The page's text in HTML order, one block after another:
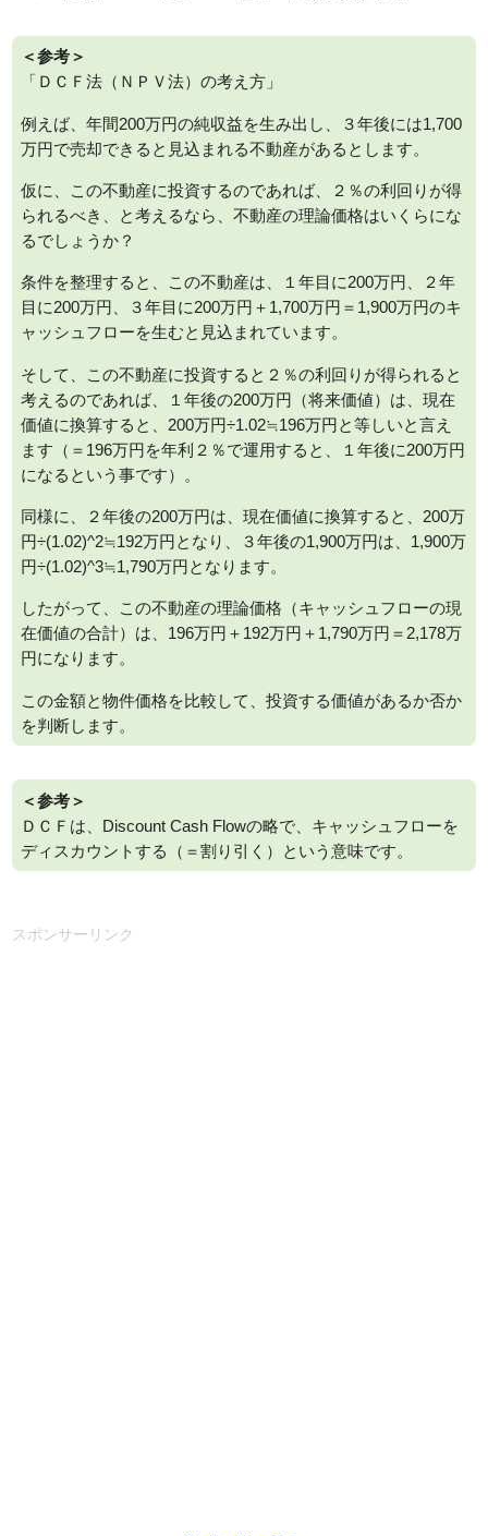
＜参考＞
「ＤＣＦ法（ＮＰＶ法）の考え方」
例えば、年間200万円の純収益を生み出し、３年後には1,700
万円で売却できると見込まれる不動産があるとします。
仮に、この不動産に投資するのであれば、２％の利回りが得
られるべき、と考えるなら、不動産の理論価格はいくらにな
るでしょうか？
条件を整理すると、この不動産は、１年目に200万円、２年
目に200万円、３年目に200万円＋1,700万円＝1,900万円のキ
ャッシュフローを生むと見込まれています。
そして、この不動産に投資すると２％の利回りが得られると
考えるのであれば、１年後の200万円（将来価値）は、現在
価値に換算すると、200万円÷1.02≒196万円と等しいと言え
ます（＝196万円を年利２％で運用すると、１年後に200万円
になるという事です）。
同様に、２年後の200万円は、現在価値に換算すると、200万
円÷(1.02)^2≒192万円となり、３年後の1,900万円は、1,900万
円÷(1.02)^3≒1,790万円となります。
したがって、この不動産の理論価格（キャッシュフローの現
在価値の合計）は、196万円＋192万円＋1,790万円＝2,178万
円になります。
この金額と物件価格を比較して、投資する価値があるか否か
を判断します。
＜参考＞
ＤＣＦは、Discount Cash Flowの略で、キャッシュフローを
ディスカウントする（＝割り引く）という意味です。
スポンサーリンク